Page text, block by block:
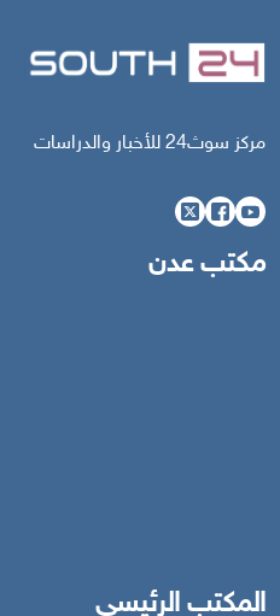
مركز سوث24 للأخبار والدراسات
مكتب عدن
المكتب الرئيسي